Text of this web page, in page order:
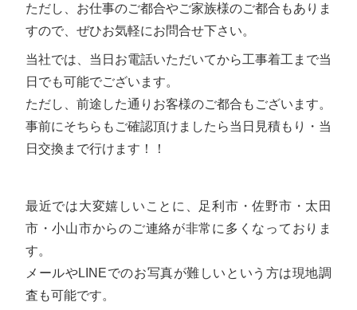
ただし、お仕事のご都合やご家族様のご都合もありま
すので、ぜひお気軽にお問合せ下さい。
当社では、当日お電話いただいてから工事着工まで当
日でも可能でございます。
ただし、前途した通りお客様のご都合もございます。
事前にそちらもご確認頂けましたら当日見積もり・当
日交換まで行けます！！
最近では大変嬉しいことに、足利市・佐野市・太田
市・小山市からのご連絡が非常に多くなっておりま
す。
メールやLINEでのお写真が難しいという方は現地調
査も可能です。